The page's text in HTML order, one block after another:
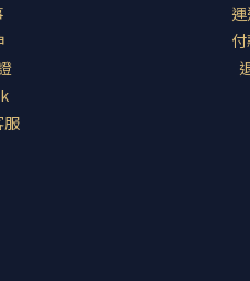
服